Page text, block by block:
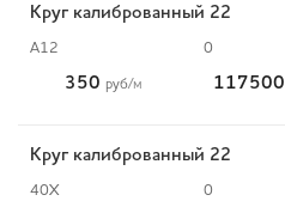
Круг калиброванный 22
А12 0
350 руб/м 117500
Круг калиброванный 22
40Х 0